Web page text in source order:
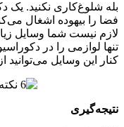
بله شلوغ‌کاری نکنید. یک
فضا را بیهوده اشغال
لازم نیست شما وسایل
تنها لوازمی را در
کنار این وسایل می‌توانید
نتیجه‌گیری